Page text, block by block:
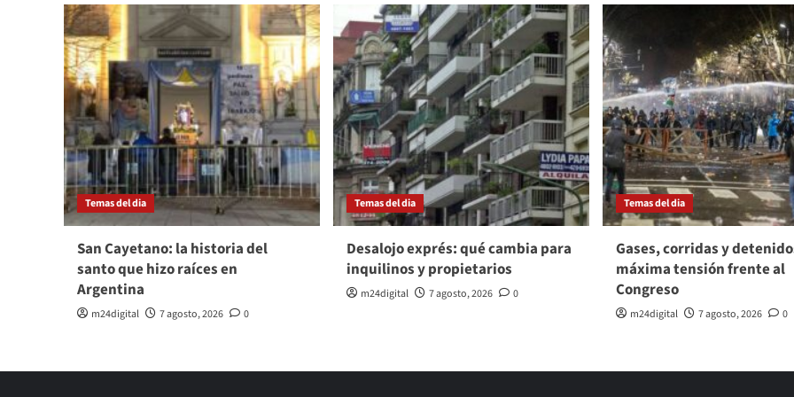
Temas del dia
San Cayetano: la historia del
santo que hizo raíces en
Argentina
m24digital 7 agosto, 2026 0
Temas del dia
Desalojo exprés: qué cambia para
inquilinos y propietarios
m24digital 7 agosto, 2026 0
Temas del dia
Gases, corridas y
máxima tensión frente al
Congreso
m24digital 7 agosto, 2026 0